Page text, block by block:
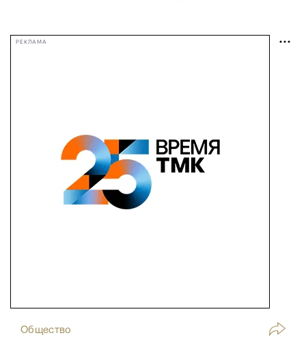
РЕКЛАМА
Общество